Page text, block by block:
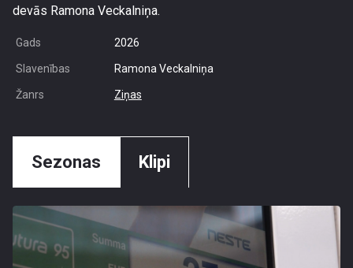
devās Ramona Veckalniņa.
Gads 2026
Slavenības Ramona Veckalniņa
Žanrs Ziņas
Sezonas Klipi